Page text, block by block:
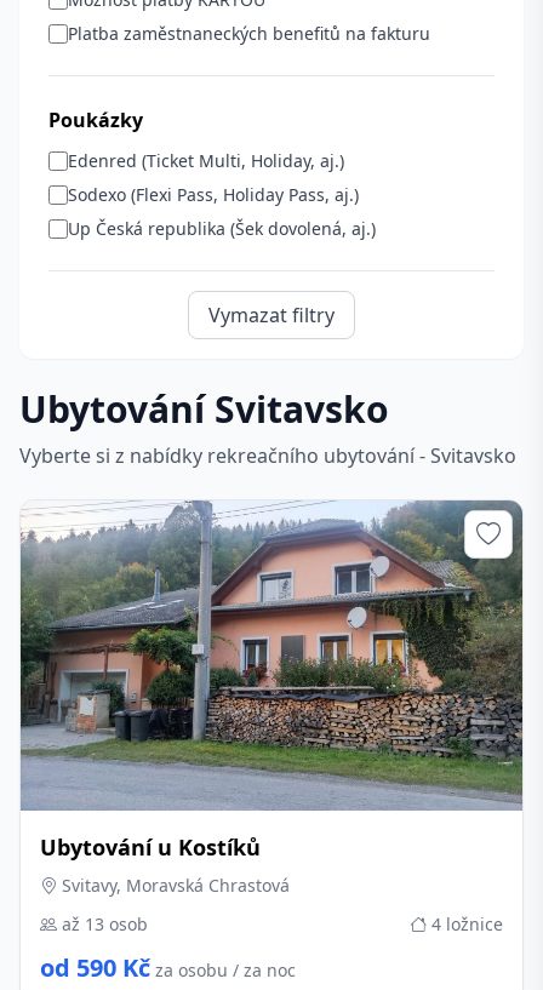
Platba zaměstnaneckých benefitů na fakturu
Poukázky
Edenred (Ticket Multi, Holiday, aj.)
Sodexo (Flexi Pass, Holiday Pass, aj.)
Up Česká republika (Šek dovolená, aj.)
Vymazat filtry
Ubytování Svitavsko
Vyberte si z nabídky rekreačního ubytování - Svitavsko
Ubytování u Kostíků
Svitavy, Moravská Chrastová
až 13 osob
4 ložnice
od 590 Kč za osobu / za noc